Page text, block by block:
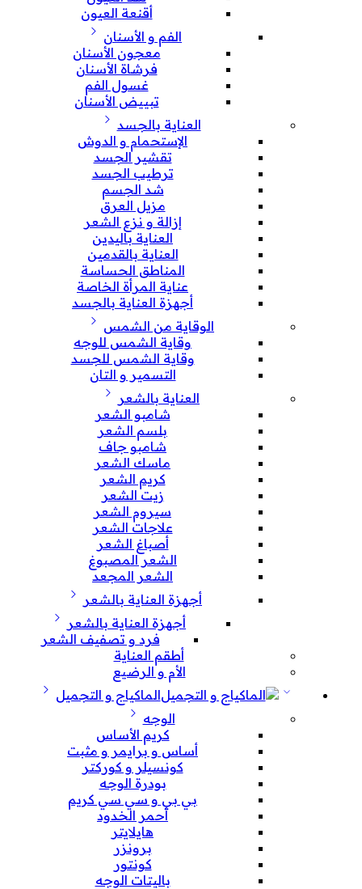
أقنعة العيون
الفم و الأسنان
معجون الأسنان
فرشاة الأسنان
غسول الفم
تبييض الأسنان
العناية بالجسد
الإستحمام و الدوش
تقشير الجسد
ترطيب الجسد
شد الجسم
مزيل العرق
إزالة و نزع الشعر
العناية باليدين
العناية بالقدمين
المناطق الحساسة
عناية المرأة الخاصة
أجهزة العناية بالجسد
الوقاية من الشمس
وقاية الشمس للوجه
وقاية الشمس للجسد
التسمير و التان
العناية بالشعر
شامبو الشعر
بلسم الشعر
شامبو جاف
ماسك الشعر
كريم الشعر
زيت الشعر
سيروم الشعر
علاجات الشعر
أصباغ الشعر
الشعر المصبوغ
الشعر المجعد
أجهزة العناية بالشعر
أجهزة العناية بالشعر
فرد و تصفيف الشعر
أطقم العناية
الأم و الرضيع
الماكياج و التجميل
الوجه
كريم الأساس
أساس و برايمر و مثبت
كونسيلر و كوركتر
بودرة الوجه
بي بي و سي سي كريم
أحمر الخدود
هايلايتر
برونزر
كونتور
باليتات الوجه